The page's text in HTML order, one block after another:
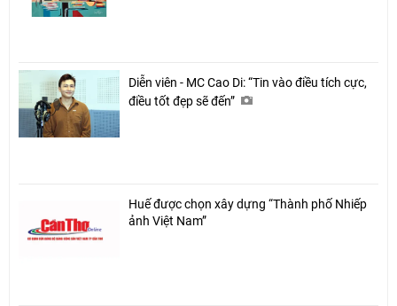
Diễn viên - MC Cao Di: “Tin vào điều tích cực,
điều tốt đẹp sẽ đến”
Huế được chọn xây dựng “Thành phố Nhiếp
ảnh Việt Nam”